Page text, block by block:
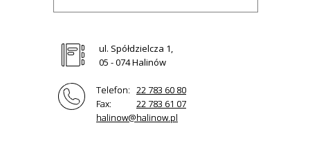
ul. Spółdzielcza 1,
05 - 074 Halinów
Telefon: 22 783 60 80
Fax:
22 783 61 07
halinow@halinow.pl